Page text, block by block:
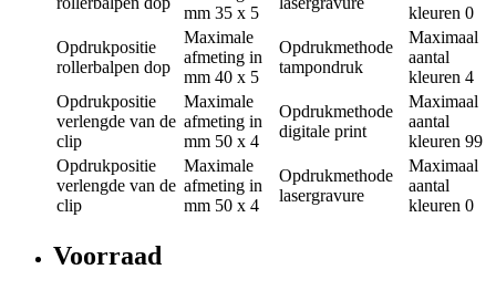
mm 35 x 5
kleuren 0
Opdrukpositie
rollerbalpen dop
Maximale
afmeting in
mm 40 x 5
Opdrukmethode
tampondruk
Maximaal
aantal
kleuren 4
Opdrukpositie
verlengde van de
clip
Maximale
afmeting in
mm 50 x 4
Opdrukmethode
digitale print
Maximaal
aantal
kleuren 99
Opdrukpositie
verlengde van de
clip
Maximale
afmeting in
mm 50 x 4
Opdrukmethode
lasergravure
Maximaal
aantal
kleuren 0
Voorraad